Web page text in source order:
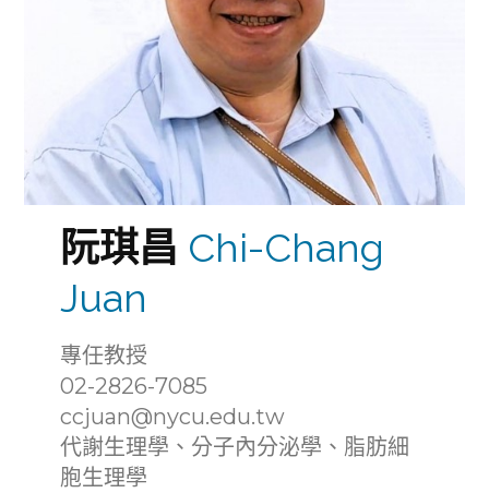
阮琪昌 Chi-Chang
Juan
專任教授
02-2826-7085
ccjuan@nycu.edu.tw
代謝生理學、分子內分泌學、脂肪細
胞生理學